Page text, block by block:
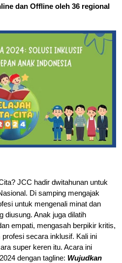
dan Offline oleh 36 regional
JCC hadir dwitahunan untuk
Di samping mengajak
untuk mengenali minat dan
diusung. Anak juga dilatih
empati, mengasah berpikir kritis,
secara inklusif. Kali ini
super keren itu. Acara ini
dengan tagline: Wujudkan